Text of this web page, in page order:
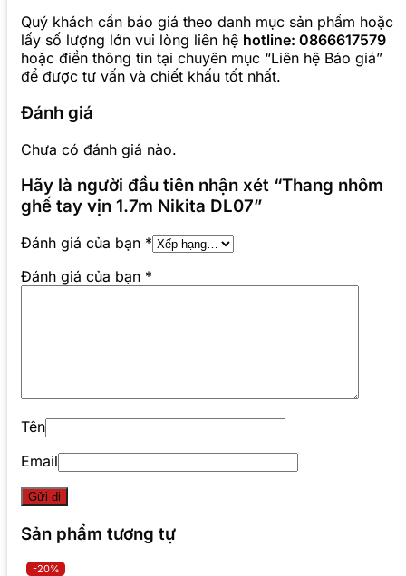
Quý khách cần báo giá theo danh mục sản phẩm hoặc
lấy số lượng lớn vui lòng liên hệ hotline: 0866617579
hoặc điền thông tin tại chuyên mục “Liên hệ Báo giá”
để được tư vấn và chiết khấu tốt nhất.
Đánh giá
Chưa có đánh giá nào.
Hãy là người đầu tiên nhận xét “Thang nhôm
ghế tay vịn 1.7m Nikita DL07”
Đánh giá của bạn *
Đánh giá của bạn *
Tên
Email
Sản phẩm tương tự
-20%